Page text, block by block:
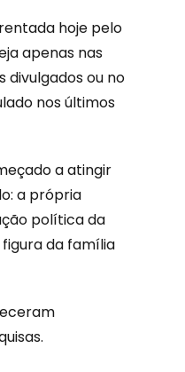
hoje pelo
apenas nas
divulgados ou no
nos últimos
a atingir
a própria
política da
da família